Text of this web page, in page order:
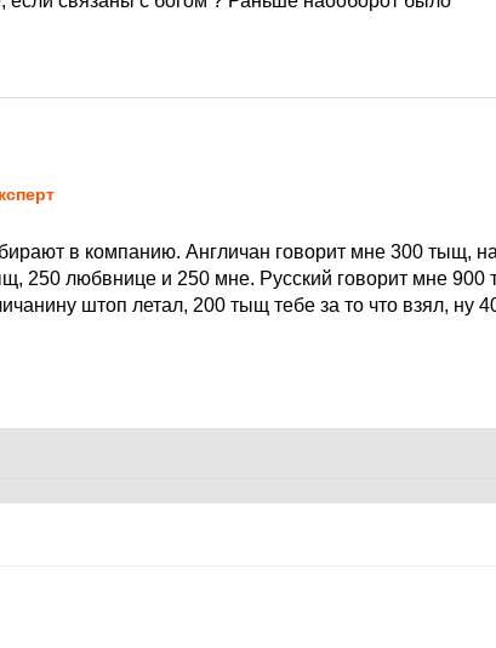
в компанию. Англичан говорит мне 300 тыщ,
250 любвнице и 250 мне. Русский говорит мне 900
штоп летал, 200 тыщ тебе за то что взял, ну